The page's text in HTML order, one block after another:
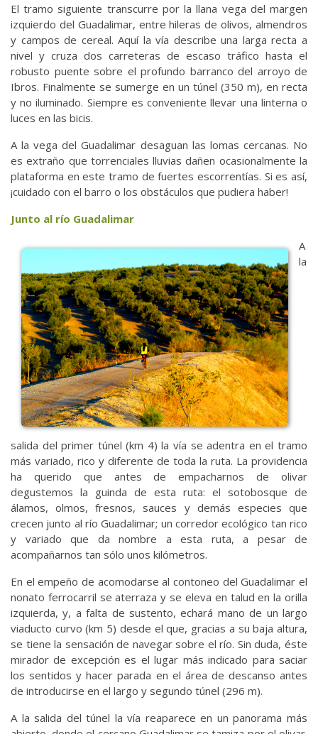
El tramo siguiente transcurre por la llana vega del margen
izquierdo del Guadalimar, entre hileras de olivos, almendros
y campos de cereal. Aquí la vía describe una larga recta a
nivel y cruza dos carreteras de escaso tráfico hasta el
robusto puente sobre el profundo barranco del arroyo de
Ibros. Finalmente se sumerge en un túnel (350 m), en recta
y no iluminado. Siempre es conveniente llevar una linterna o
luces en las bicis.
A la vega del Guadalimar desaguan las lomas cercanas. No
es extraño que torrenciales lluvias dañen ocasionalmente la
plataforma en este tramo de fuertes escorrentías. Si es así,
¡cuidado con el barro o los obstáculos que pudiera haber!
Junto al río Guadalimar
A
la
salida del primer túnel (km 4) la vía se adentra en el tramo
más variado, rico y diferente de toda la ruta. La providencia
ha querido que antes de empacharnos de olivar
degustemos la guinda de esta ruta: el sotobosque de
álamos, olmos, fresnos, sauces y demás especies que
crecen junto al río Guadalimar; un corredor ecológico tan rico
y variado que da nombre a esta ruta, a pesar de
acompañarnos tan sólo unos kilómetros.
En el empeño de acomodarse al contoneo del Guadalimar el
nonato ferrocarril se aterraza y se eleva en talud en la orilla
izquierda, y, a falta de sustento, echará mano de un largo
viaducto curvo (km 5) desde el que, gracias a su baja altura,
se tiene la sensación de navegar sobre el río. Sin duda, éste
mirador de excepción es el lugar más indicado para saciar
los sentidos y hacer parada en el área de descanso antes
de introducirse en el largo y segundo túnel (296 m).
A la salida del túnel la vía reaparece en un panorama más